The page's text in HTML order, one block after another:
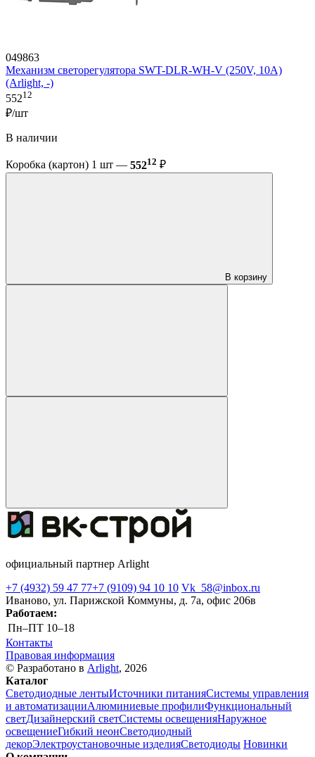
049863
Механизм светорегулятора SWT-DLR-WH-V (250V, 10A)
(Arlight, -)
55212
₽/шт
В наличии
Коробка (картон) 1 шт — 55212 ₽
В корзину
официальный партнер Arlight
+7 (4932) 59 47 77+7 (9109) 94 10 10 Vk_58@inbox.ru
Иваново, ул. Парижской Коммуны, д. 7а, офис 206в
Работаем:
Пн–ПТ 10–18
Контакты
Правовая информация
© Разработано в Arlight, 2026
Каталог
Светодиодные лентыИсточники питанияСистемы управления
и автоматизацииАлюминиевые профилиФункциональный
светДизайнерский светСистемы освещенияНаружное
освещениеГибкий неонСветодиодный
декорЭлектроустановочные изделияСветодиоды Новинки